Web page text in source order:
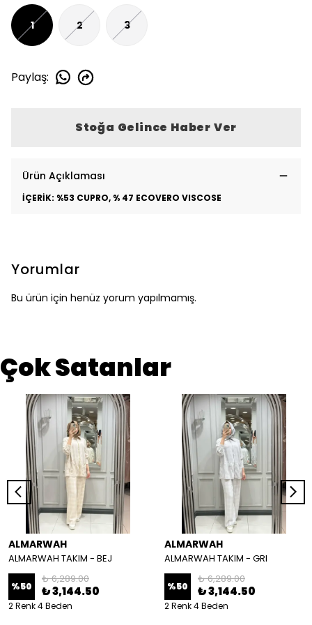
1 2 3
Paylaş:
Stoğa Gelince Haber Ver
Ürün Açıklaması
İÇERİK: %53 CUPRO, % 47 ECOVERO VISCOSE
Yorumlar
Bu ürün için henüz yorum yapılmamış.
Çok Satanlar
ALMARWAH
ALMARWAH TAKIM - BEJ
%50
₺ 6,289.00
₺ 3,144.50
2 Renk 4 Beden
ALMARWAH
ALMARWAH TAKIM - GRI
%50
₺ 6,289.00
₺ 3,144.50
2 Renk 4 Beden